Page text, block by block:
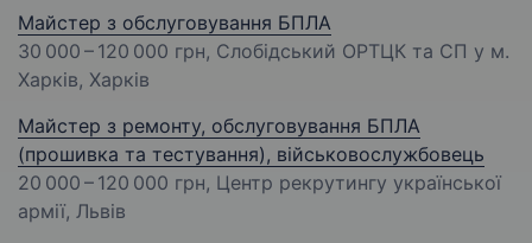
Майстер з обслуговування БПЛА
30 000 – 120 000 грн, Слобідський ОРТЦК та СП у м.
Харків, Харків
Майстер з ремонту, обслуговування БПЛА
(прошивка та тестування), військовослужбовець
20 000 – 120 000 грн, Центр рекрутингу української
армії, Львів